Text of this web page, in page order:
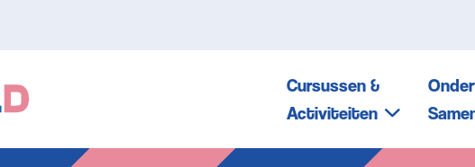
Cursussen &
Activiteiten